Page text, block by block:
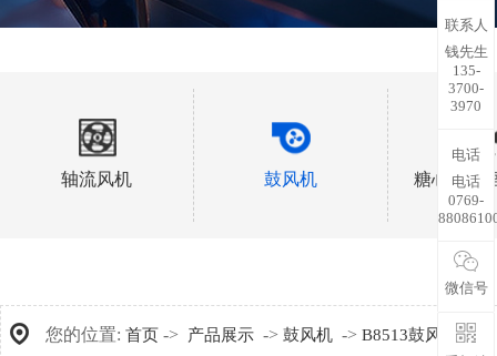
轴流风机 鼓风机 糖心视频
您的位置: 首页 -> 产品展示 -> 鼓风机 -> B8513鼓风机
联系人
钱先生
135-
3700-
3970
电话
电话
0769-
微信号